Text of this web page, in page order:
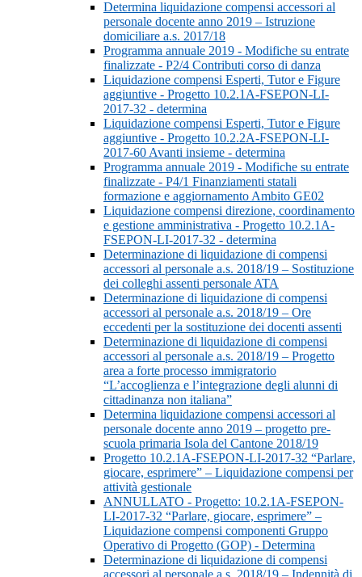
Determina liquidazione compensi accessori al
personale docente anno 2019 – Istruzione
domiciliare a.s. 2017/18
Programma annuale 2019 - Modifiche su entrate
finalizzate - P2/4 Contributi corso di danza
Liquidazione compensi Esperti, Tutor e Figure
aggiuntive - Progetto 10.2.1A-FSEPON-LI-
2017-32 - determina
Liquidazione compensi Esperti, Tutor e Figure
aggiuntive - Progetto 10.2.2A-FSEPON-LI-
2017-60 Avanti insieme - determina
Programma annuale 2019 - Modifiche su entrate
finalizzate - P4/1 Finanziamenti statali
formazione e aggiornamento Ambito GE02
Liquidazione compensi direzione, coordinamento
e gestione amministrativa - Progetto 10.2.1A-
FSEPON-LI-2017-32 - determina
Determinazione di liquidazione di compensi
accessori al personale a.s. 2018/19 – Sostituzione
dei colleghi assenti personale ATA
Determinazione di liquidazione di compensi
accessori al personale a.s. 2018/19 – Ore
eccedenti per la sostituzione dei docenti assenti
Determinazione di liquidazione di compensi
accessori al personale a.s. 2018/19 – Progetto
area a forte processo immigratorio
“L’accoglienza e l’integrazione degli alunni di
cittadinanza non italiana”
Determina liquidazione compensi accessori al
personale docente anno 2019 – progetto pre-
scuola primaria Isola del Cantone 2018/19
Progetto 10.2.1A-FSEPON-LI-2017-32 “Parlare,
giocare, esprimere” – Liquidazione compensi per
attività gestionale
ANNULLATO - Progetto: 10.2.1A-FSEPON-
LI-2017-32 “Parlare, giocare, esprimere” –
Liquidazione compensi componenti Gruppo
Operativo di Progetto (GOP) - Determina
Determinazione di liquidazione di compensi